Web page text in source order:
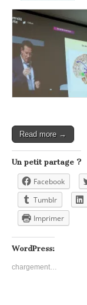
Read more →
Un petit partage ?
Facebook
Tumblr
Imprimer
WordPress:
chargement…